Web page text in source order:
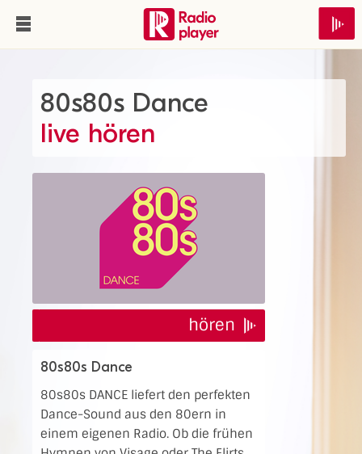
80s80s Dance
live hören
hören
80s80s Dance
80s80s DANCE liefert den perfekten
Dance-Sound aus den 80ern in
einem eigenen Radio. Ob die frühen